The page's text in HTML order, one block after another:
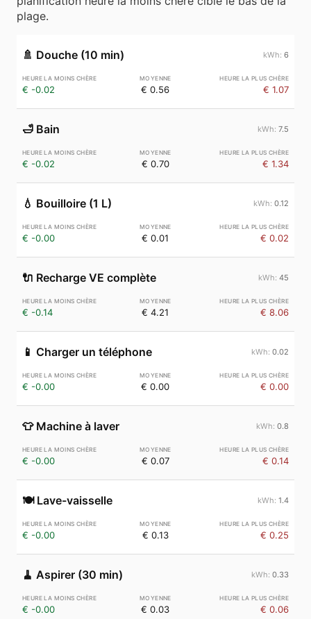
plage.
🚿 Douche (10 min) 6
€ -0.02 € 0.56 € 1.07
🛁 Bain 7.5
€ -0.02 € 0.70 € 1.34
💧 Bouilloire (1 L) 0.12
€ -0.00 € 0.01 € 0.02
🔌 Recharge VE complète 45
€ -0.14 € 4.21 € 8.06
📱 Charger un téléphone 0.02
€ -0.00 € 0.00 € 0.00
👕 Machine à laver 0.8
€ -0.00 € 0.07 € 0.14
🍽️ Lave-vaisselle 1.4
€ -0.00 € 0.13 € 0.25
🧹 Aspirer (30 min) 0.33
€ -0.00 € 0.03 € 0.06